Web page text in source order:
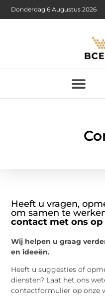
Donderdag 6 Augustus 2026
Heeft u vragen,
om samen te
contact met ons op
Wij helpen u graag
en ideeën.
Heeft u suggesties of
diensten? Laat het ons
contactformulier op onze